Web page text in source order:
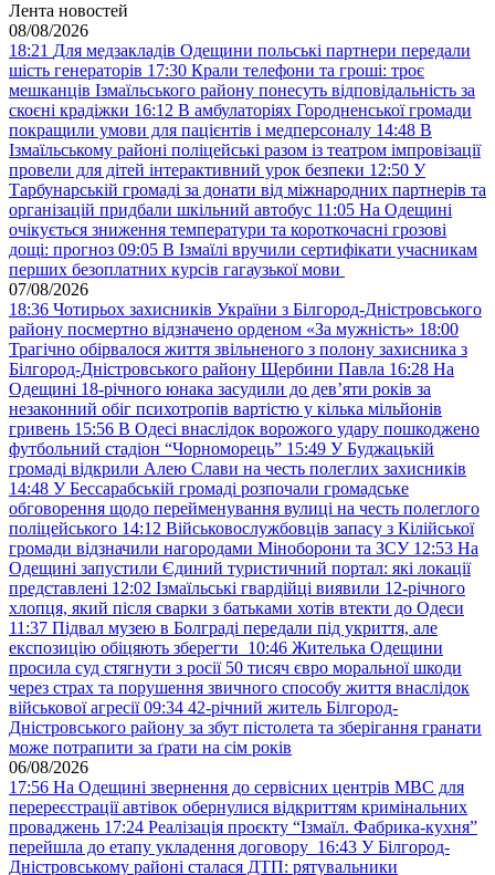
Лента новостей
08/08/2026
18:21 Для медзакладів Одещини польські партнери передали
шість генераторів 17:30 Крали телефони та гроші: троє
мешканців Ізмаїльського району понесуть відповідальність за
скоєні крадіжки 16:12 В амбулаторіях Городненської громади
покращили умови для пацієнтів і медперсоналу 14:48 В
Ізмаїльському районі поліцейські разом із театром імпровізації
провели для дітей інтерактивний урок безпеки 12:50 У
Тарбунарській громаді за донати від міжнародних партнерів та
організацій придбали шкільний автобус 11:05 На Одещині
очікується зниження температури та короткочасні грозові
дощі: прогноз 09:05 В Ізмаїлі вручили сертифікати учасникам
перших безоплатних курсів гагаузької мови
07/08/2026
18:36 Чотирьох захисників України з Білгород-Дністровського
району посмертно відзначено орденом «За мужність» 18:00
Трагічно обірвалося життя звільненого з полону захисника з
Білгород-Дністровського району Щербини Павла 16:28 На
Одещині 18-річного юнака засудили до дев’яти років за
незаконний обіг психотропів вартістю у кілька мільйонів
гривень 15:56 В Одесі внаслідок ворожого удару пошкоджено
футбольний стадіон “Чорноморець” 15:49 У Буджацькій
громаді відкрили Алею Слави на честь полеглих захисників
14:48 У Бессарабській громаді розпочали громадське
обговорення щодо перейменування вулиці на честь полеглого
поліцейського 14:12 Військовослужбовців запасу з Кілійської
громади відзначили нагородами Міноборони та ЗСУ 12:53 На
Одещині запустили Єдиний туристичний портал: які локації
представлені 12:02 Ізмаїльські гвардійці виявили 12-річного
хлопця, який після сварки з батьками хотів втекти до Одеси
11:37 Підвал музею в Болграді передали під укриття, але
експозицію обіцяють зберегти 10:46 Жителька Одещини
просила суд стягнути з росії 50 тисяч євро моральної шкоди
через страх та порушення звичного способу життя внаслідок
військової агресії 09:34 42-річний житель Білгород-
Дністровського району за збут пістолета та зберігання гранати
може потрапити за ґрати на сім років
06/08/2026
17:56 На Одещині звернення до сервісних центрів МВС для
перереєстрації автівок обернулися відкриттям кримінальних
проваджень 17:24 Реалізація проєкту “Ізмаїл. Фабрика-кухня”
перейшла до етапу укладення договору 16:43 У Білгород-
Дністровському районі сталася ДТП: рятувальники